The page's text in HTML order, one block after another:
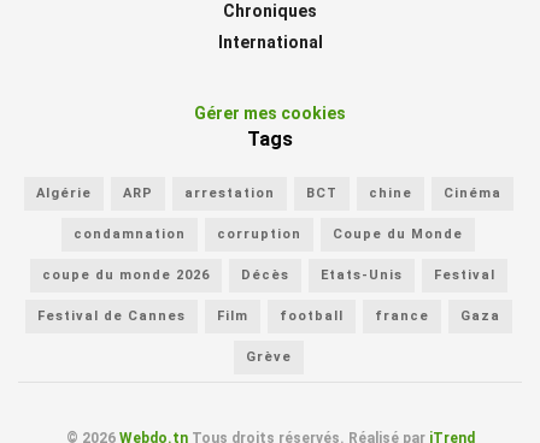
Chroniques
International
Gérer mes cookies
Tags
Algérie ARP arrestation BCT chine Cinéma
condamnation corruption Coupe du Monde
coupe du monde 2026 Décès Etats-Unis Festival
Festival de Cannes Film football france Gaza
Grève
© 2026 Webdo.tnTous droits réservés. Réalisé par iTrend